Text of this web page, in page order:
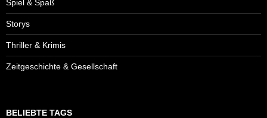
Spiel & Spaß
Storys
Thriller & Krimis
Zeitgeschichte & Gesellschaft
BELIEBTE TAGS